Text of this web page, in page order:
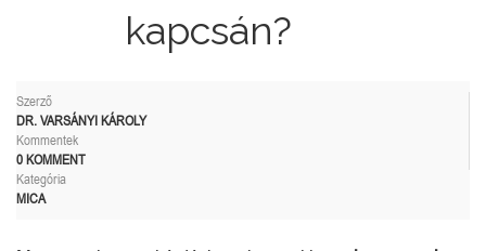
kapcsán?
Szerző
DR. VARSÁNYI KÁROLY
Kommentek
0 KOMMENT
Kategória
MICA